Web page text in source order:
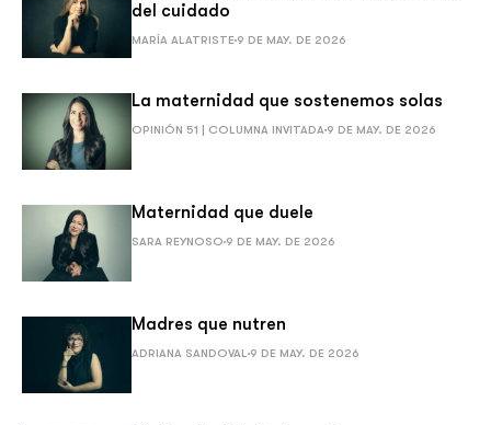
del cuidado
MARÍA ALATRISTE 9 DE MAY. DE 2026
La maternidad que sostenemos solas
OPINIÓN 51 | COLUMNA INVITADA 9 DE MAY. DE 2026
Maternidad que duele
SARA REYNOSO 9 DE MAY. DE 2026
Madres que nutren
ADRIANA SANDOVAL 9 DE MAY. DE 2026